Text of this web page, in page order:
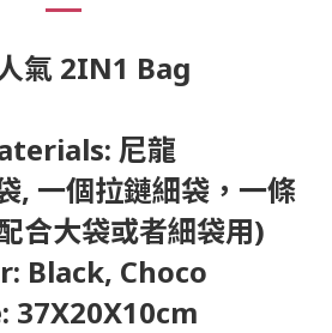
氣 2IN1 Bag
尼龍
, 一個拉鏈細袋，一條
合大袋或者細袋用)
Black, Choco
37X20X10cm